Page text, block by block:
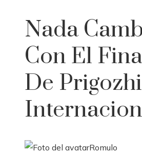
Nada
Con El
De
Romulo